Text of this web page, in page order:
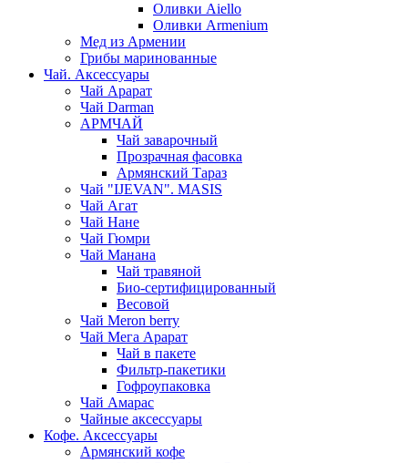
Оливки Aiello
Оливки Armenium
Мед из Армении
Грибы маринованные
Чай. Аксессуары
Чай Арарат
Чай Darman
АРМЧАЙ
Чай заварочный
Прозрачная фасовка
Армянский Тараз
Чай "IJEVAN". MASIS
Чай Агат
Чай Нане
Чай Гюмри
Чай Манана
Чай травяной
Био-сертифицированный
Весовой
Чай Meron berry
Чай Мега Арарат
Чай в пакете
Фильтр-пакетики
Гофроупаковка
Чай Амарас
Чайные аксессуары
Кофе. Аксессуары
Армянский кофе